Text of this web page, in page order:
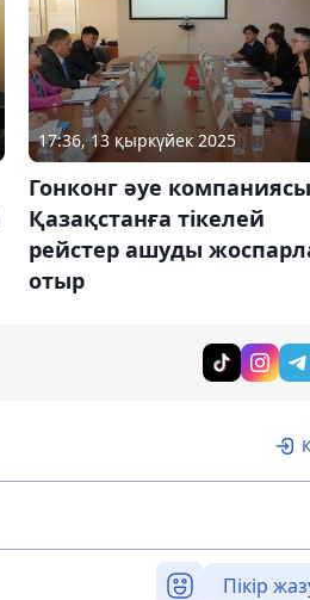
17:36, 13 қыркүйек 2025
Гонконг әуе компаниясы
Қазақстанға тікелей
рейстер ашуды
отыр
Пікір